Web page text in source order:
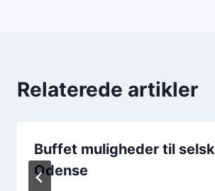
Relaterede artikler
Buffet muligheder til
Odense